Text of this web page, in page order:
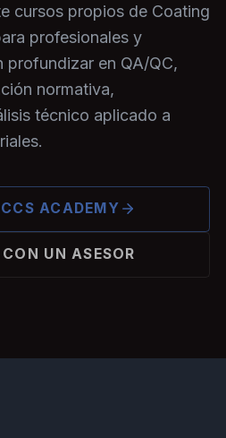
cursos propios de Coating
profesionales y
profundizar en QA/QC,
normativa,
técnico aplicado a
ACADEMY
UN ASESOR